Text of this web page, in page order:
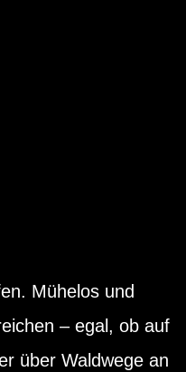
Mühelos und
– egal, ob auf
über Waldwege an